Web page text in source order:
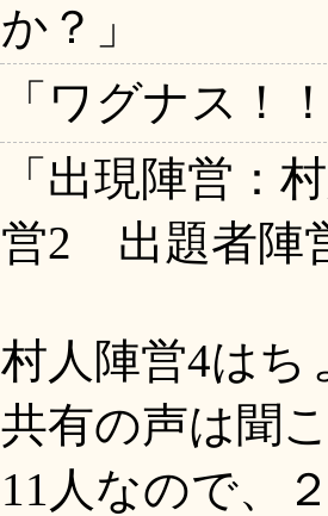
か？」
「ワグナス！
「出現陣営
営2 出題者陣
村人陣営4はち
共有の声は聞
11人なので、